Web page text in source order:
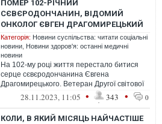
ПОМЕР 102-РІЧНИЙ
СЄВЄРОДОНЧАНИН, ВІДОМИЙ
ОНКОЛОГ ЄВГЕН ДРАГОМИРЕЦЬКИЙ
Категорія: Новини суспільства: читати соціальні
новини Новини здоров'я: останні медичні
новини
На 102-му році життя перестало битися
серце сєвєродончанина Євгена
Драгомирецького. Ветеран Другої світової
війни, відомий онколог, почесний
28.11.2023, 11:05 • 343 • 0
КОЛИ, В ЯКИЙ МІСЯЦЬ НАЙЧАСТІШЕ